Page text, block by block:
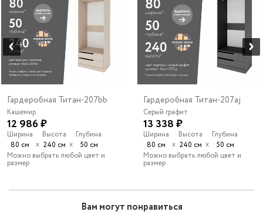
Гардеробная Титан-207bb
Кашемир
12 986 ₽
Ширина
80 см
х
Высота
240 см х
Глубина
50 см
Можно выбрать любой цвет и
размер
Гардеробная Титан-207aj
Серый графит
13 338 ₽
Ширина
80 см
х
Высота
240 см х
Глубина
50 см
Можно выбрать любой цвет и
размер
Вам могут понравиться